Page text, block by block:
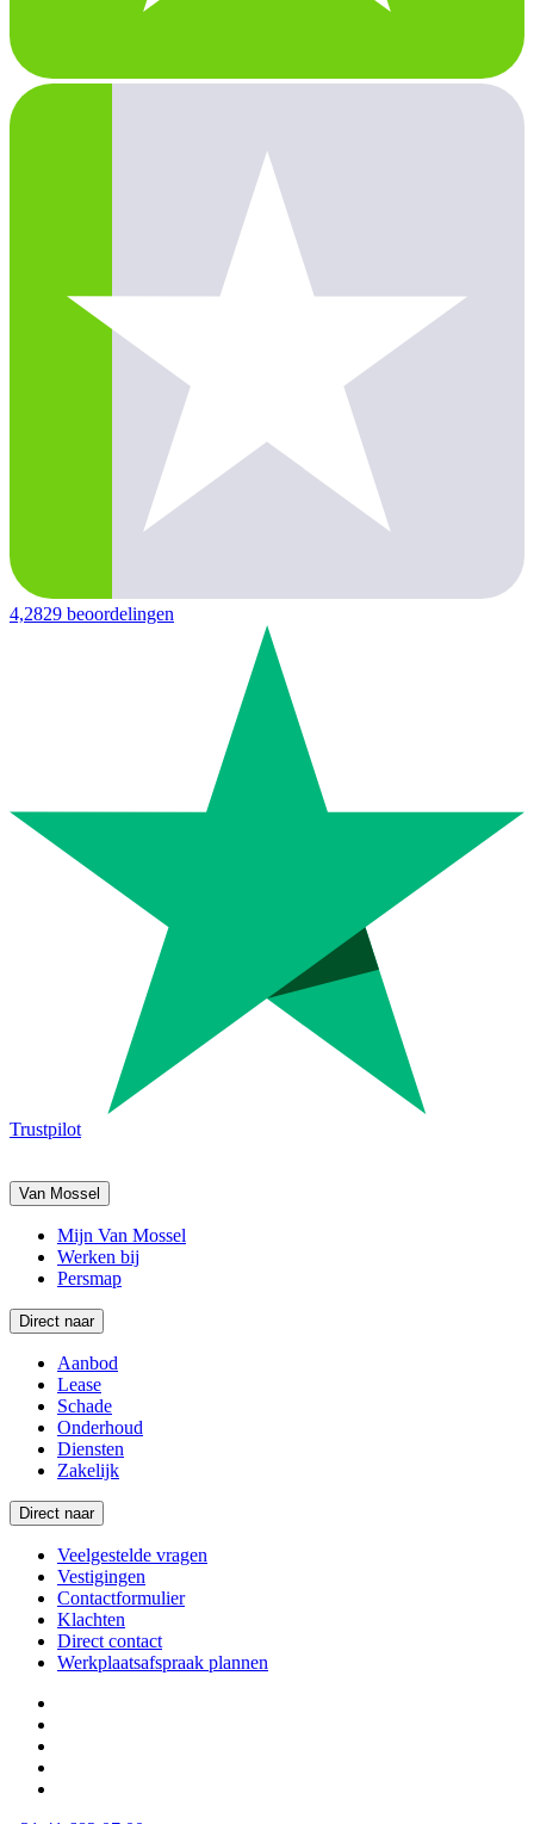
4,2829 beoordelingen
Trustpilot
Van Mossel
Mijn Van Mossel
Werken bij
Persmap
Direct naar
Aanbod
Lease
Schade
Onderhoud
Diensten
Zakelijk
Direct naar
Veelgestelde vragen
Vestigingen
Contactformulier
Klachten
Direct contact
Werkplaatsafspraak plannen